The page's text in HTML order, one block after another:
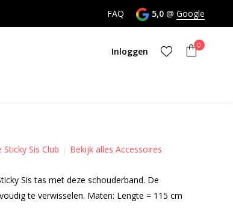
FAQ 5,0 @ Google
Inloggen
Account aanmaken
0
Sticky Sis Club Bekijk alles Accessoires
Sis tas met deze schouderband. De
te verwisselen. Maten: Lengte = 115 cm